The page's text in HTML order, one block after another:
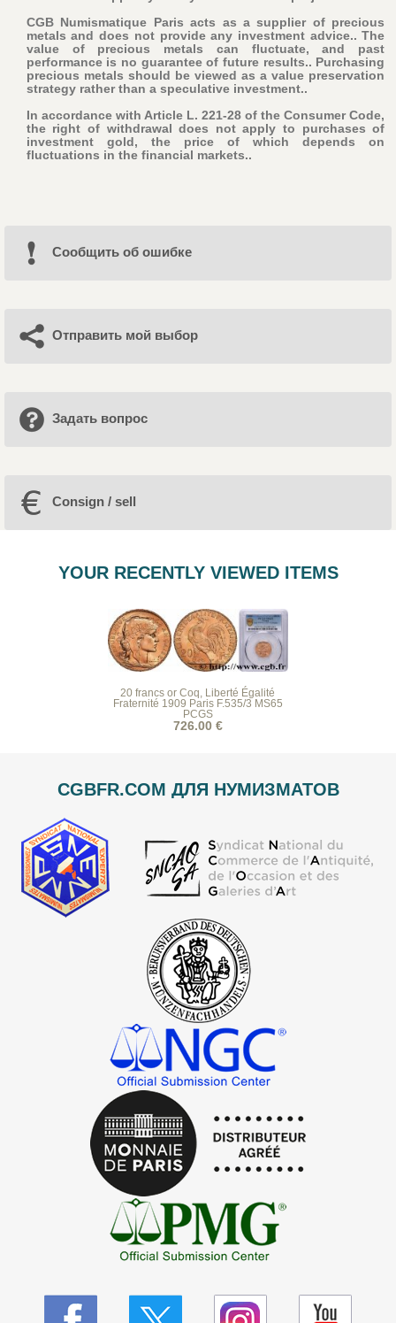
CGB Numismatique Paris acts as a supplier of precious
metals and does not provide any investment advice.. The
value of precious metals can fluctuate, and past
performance is no guarantee of future results.. Purchasing
precious metals should be viewed as a value preservation
strategy rather than a speculative investment..
In accordance with Article L. 221-28 of the Consumer Code,
the right of withdrawal does not apply to purchases of
investment gold, the price of which depends on
fluctuations in the financial markets..
Cообщить об ошибке
Отправить мой выбор
Задать вопрос
Consign / sell
YOUR RECENTLY VIEWED ITEMS
20 francs or Coq, Liberté Égalité
Fraternité 1909 Paris F.535/3 MS65
PCGS
726.00 €
CGBFR.COM ДЛЯ НУМИЗМАТОВ